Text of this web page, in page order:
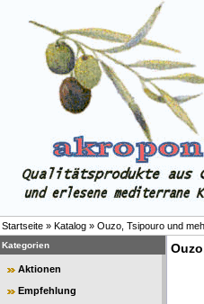
Startseite » Katalog » Ouzo, Tsipouro und
Kategorien
Aktionen
Empfehlung